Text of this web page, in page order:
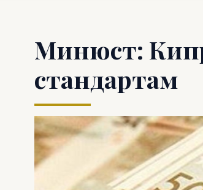
Минюст:
стандартам